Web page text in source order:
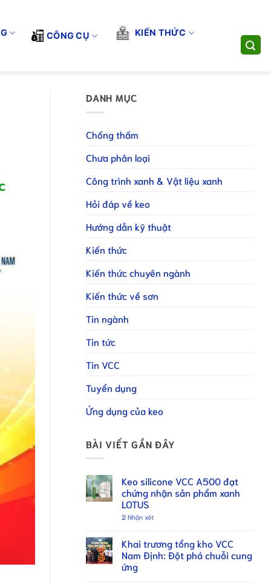
CÔNG CỤ KIẾN THỨC
DANH MỤC
Chống thấm
Chưa phân loại
Công trình xanh & Vật liệu xanh
Hỏi đáp về keo
Hướng dẫn kỹ thuật
Kiến thức
Kiến thức chuyên ngành
Kiến thức về sơn
Tin ngành
Tin tức
Tin VCC
Tuyển dụng
Ứng dụng của keo
BÀI VIẾT GẦN ĐÂY
Keo silicone VCC A500 đạt
chứng nhận sản phẩm xanh
LOTUS
2 Nhận xét
Khai trương tổng kho VCC
Nam Định: Đột phá chuỗi cung
ứng